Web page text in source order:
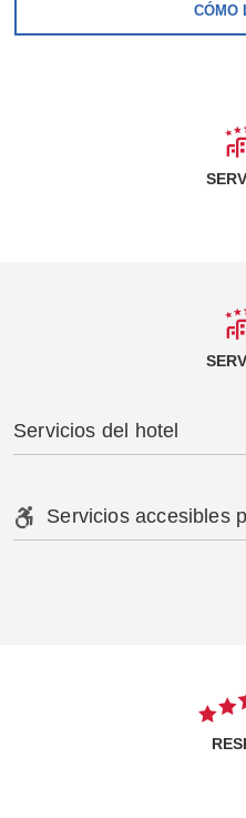
CÓMO
Servicios del hotel
Servicios accesibles